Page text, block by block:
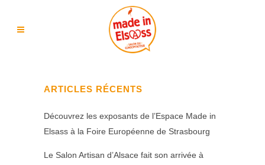
ARTICLES RÉCENTS
Découvrez les exposants de l’Espace Made in
Elsass à la Foire Européenne de Strasbourg
Le Salon Artisan d’Alsace fait son arrivée à